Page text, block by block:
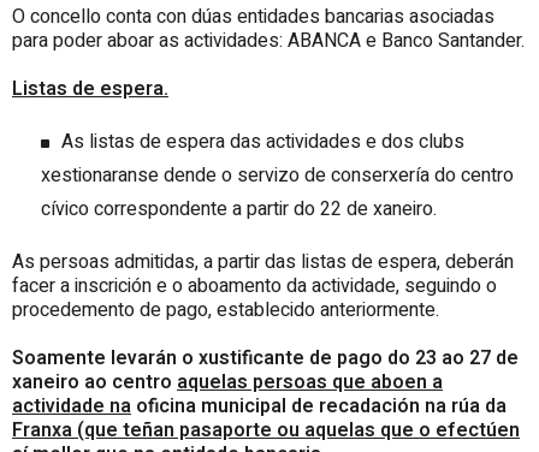
O concello conta con dúas entidades bancarias asociadas
para poder aboar as actividades: ABANCA e Banco Santander.
Listas de espera.
As listas de espera das actividades e dos clubs
xestionaranse dende o servizo de conserxería do centro
cívico correspondente a partir do 22 de xaneiro.
As persoas admitidas, a partir das listas de espera, deberán
facer a inscrición e o aboamento da actividade, seguindo o
procedemento de pago, establecido anteriormente.
Soamente levarán o xustificante de pago do 23 ao 27 de
xaneiro ao centro aquelas persoas que aboen a
actividade na oficina municipal de recadación na rúa da
Franxa (que teñan pasaporte ou aquelas que o efectúen